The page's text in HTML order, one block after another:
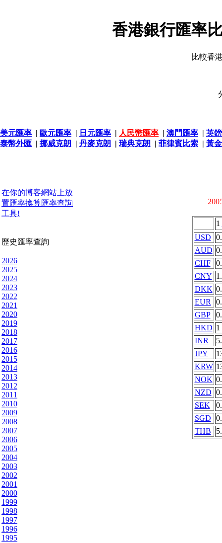
香港銀行匯率
比較香
美元匯率 | 歐元匯率 | 日元匯率 | 人民幣匯率 | 澳門匯率 | 英
泰幣外匯 | 挪威克朗 | 丹麥克朗 | 瑞典克朗 | 菲律賓比索 | 黃
在你的博客網站上放
置匯率換算匯率查詢
工具!
歷史匯率查詢
2026
2025
2024
2023
2022
2021
2020
2019
2018
2017
2016
2015
2014
2013
2012
2011
2010
2009
2008
2007
2006
2005
2004
2003
2002
2001
2000
1999
1998
1997
1996
1995
1
USD
AUD
CHF
CNY
DKK
EUR
GBP
HKD 1
INR
JPY
KRW
NOK
NZD
SEK
SGD
THB